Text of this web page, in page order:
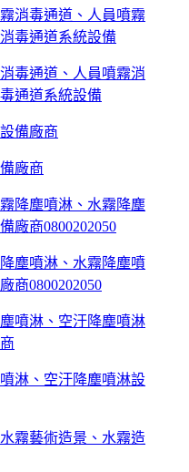
毒通道、人員噴霧消
通道系統設備
廠商
塵噴淋、水霧降塵噴
商0800202050
淋、空汙降塵噴淋設